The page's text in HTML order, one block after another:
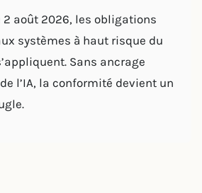
2 août 2026, les obligations
systèmes à haut risque du
Sans ancrage
l’IA, la conformité devient un